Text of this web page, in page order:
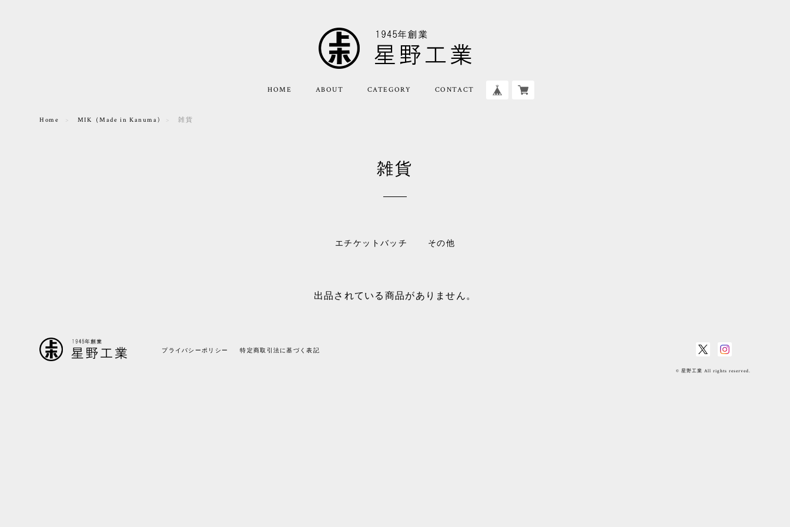
HOME ABOUT CATEGORY CONTACT
Home MIK（Made in Kanuma) 雑貨
雑貨
エチケットバッチ その他
出品されている商品がありません。
プライバシーポリシー 特定商取引法に基づく表記
© 星野工業 All rights reserved.